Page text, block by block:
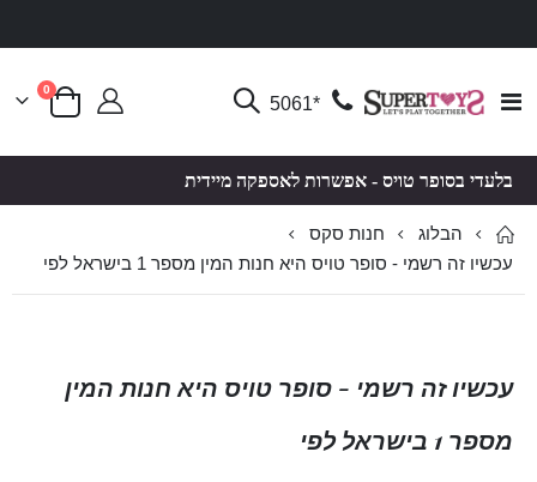
Toggle
*5061 סל קניות
0פריטים
בלעדי בסופר טויס - אפשרות לאספקה מיידית
הבלוג
חנות סקס
עכשיו זה רשמי - סופר טויס היא חנות המין מספר 1 בישראל לפי
עכשיו זה רשמי - סופר טויס היא חנות המין
מספר 1 בישראל לפי